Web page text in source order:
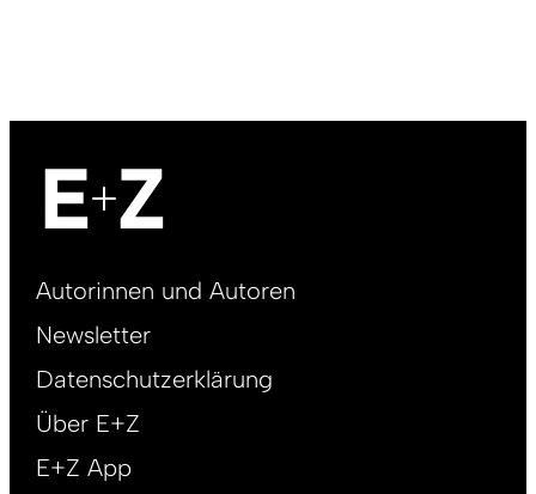
Footer
DE
Autorinnen und Autoren
Newsletter
Datenschutzerklärung
Über E+Z
E+Z App